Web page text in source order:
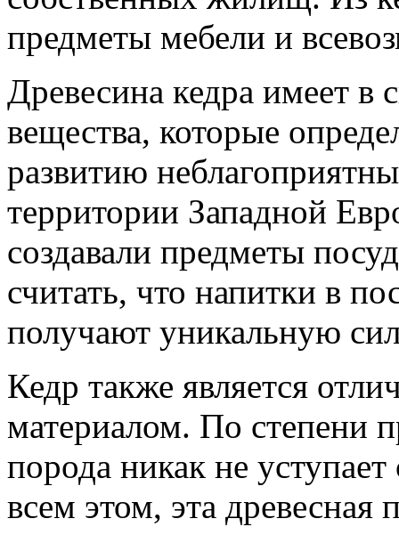
предметы мебели и
Древесина кедра имеет в
вещества, которые
развитию
территории Западной
создавали предметы
считать, что напитки в
получают уникальную
Кедр также является
материалом. По степени
порода никак не
всем этом, эта древесная